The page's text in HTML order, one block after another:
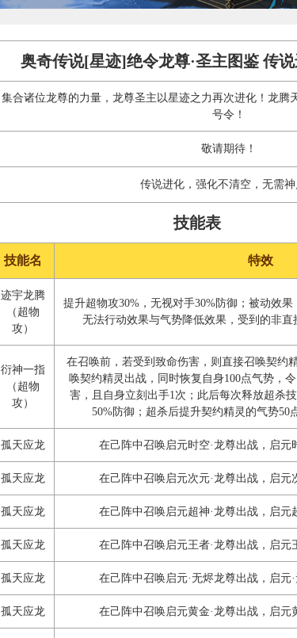
奥奇传说[星迹]绝令龙尊·圣主图鉴 传
集合诸位龙尊的力量，龙尊圣主以星迹之力再次进化！龙腾
号令！
敬请期待！
传说进化，强化不清空，无需神
技能表
技能名 特效
迹宇龙腾
（超物
攻）
提升超物攻30%，无视对手30%防御；被动效果
无法行动效果与气势降低效果，受到的非直
衍神一指
（超物
攻）
在召唤前，若受到致命伤害，则直接召唤契约
唤契约精灵出战，同时恢复自身100点气势，
害，且自身立刻出手1次；此后每次释放超杀
50%防御；超杀后提升契约精灵的气势50
孤天应龙 在己阵中召唤启元时空·龙尊出战，启元
孤天应龙 在己阵中召唤启元次元·龙尊出战，启元
孤天应龙 在己阵中召唤启元超神·龙尊出战，启元
孤天应龙 在己阵中召唤启元王者·龙尊出战，启元
孤天应龙 在己阵中召唤启元·无烬龙尊出战，启元
孤天应龙 在己阵中召唤启元黄金·龙尊出战，启元